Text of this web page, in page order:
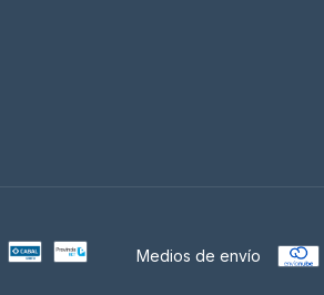
Medios de envío